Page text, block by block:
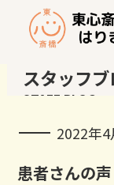
スタッフ
STAFF BLOG
2022年4
患者さんの声